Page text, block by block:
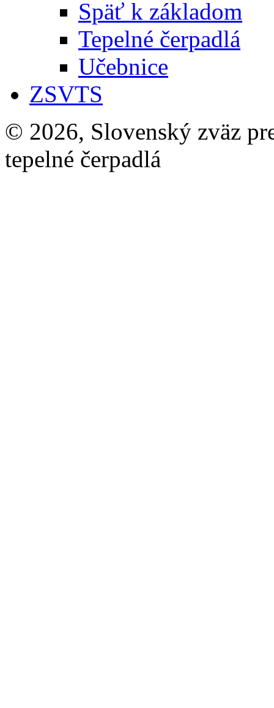
Späť k základom
Tepelné čerpadlá
Učebnice
ZSVTS
© 2026, Slovenský zväz
tepelné čerpadlá